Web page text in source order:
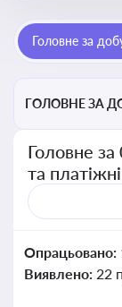
Головне за
ГОЛОВНЕ ЗА
Головне
та
Опрацьовано:
Виявлено: 22